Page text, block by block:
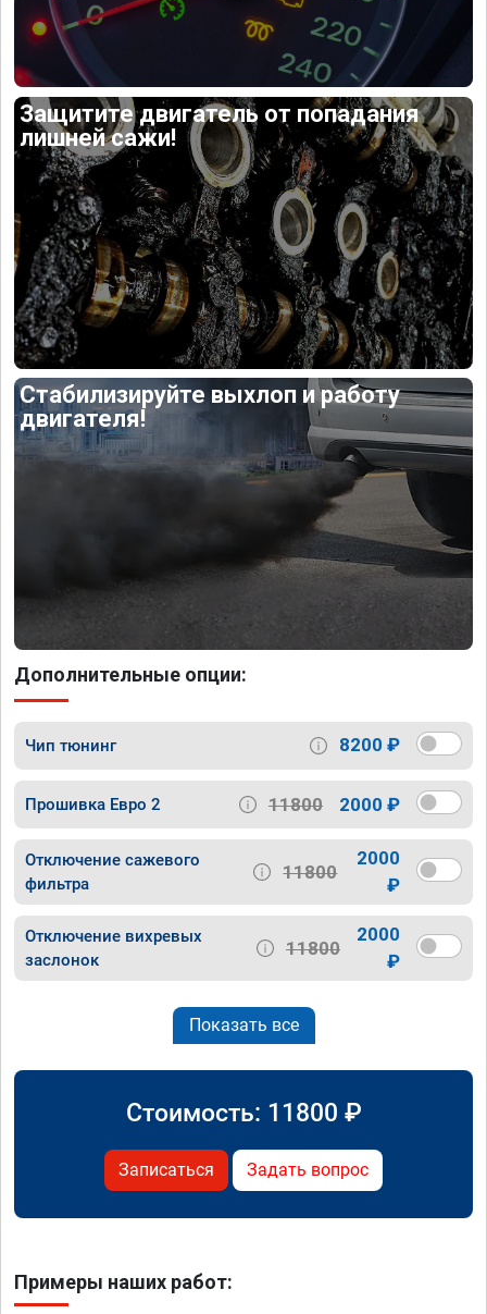
Защитите двигатель от попадания
лишней сажи!
Стабилизируйте выхлоп и работу
двигателя!
Дополнительные опции:
Чип тюнинг 8200 ₽
Прошивка Евро 2 11800 2000 ₽
Отключение сажевого
фильтра
11800
2000
₽
Отключение вихревых
заслонок
11800
2000
₽
Показать все
Стоимость: 11800 ₽
Записаться Задать вопрос
Примеры наших работ: